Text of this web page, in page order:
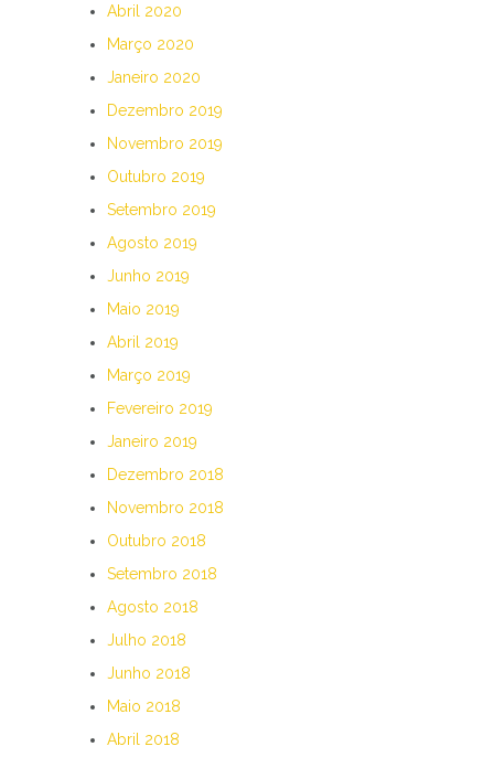
Abril 2020
Março 2020
Janeiro 2020
Dezembro 2019
Novembro 2019
Outubro 2019
Setembro 2019
Agosto 2019
Junho 2019
Maio 2019
Abril 2019
Março 2019
Fevereiro 2019
Janeiro 2019
Dezembro 2018
Novembro 2018
Outubro 2018
Setembro 2018
Agosto 2018
Julho 2018
Junho 2018
Maio 2018
Abril 2018